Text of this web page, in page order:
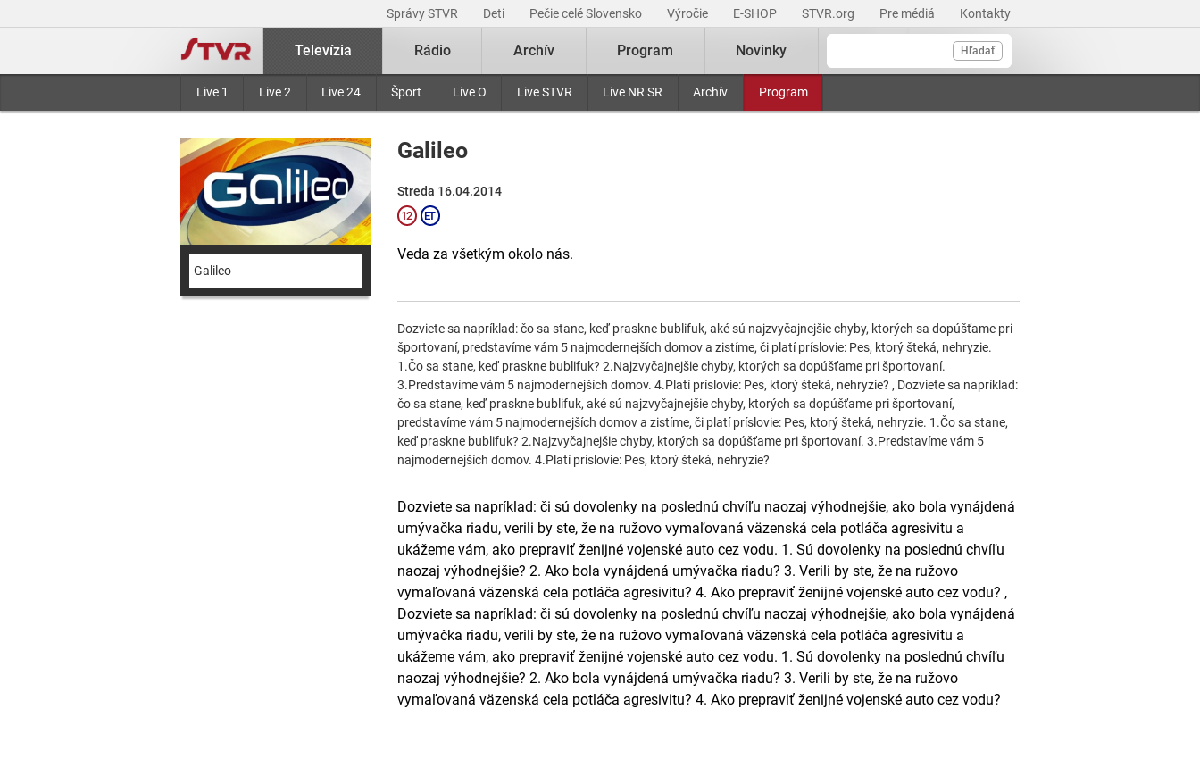
Správy STVR Deti Pečie celé Slovensko Výročie E-SHOP STVR.org Pre médiá Kontakty
Hľadať
Televízia
Live 1 Live 2 Live 24 Šport Live O Live STVR Live NR SR Archív Program
Rádio Archív Program Novinky
Galileo
Galileo
Streda 16.04.2014
Veda za všetkým okolo nás.
Dozviete sa napríklad: čo sa stane, keď praskne bublifuk, aké sú najzvyčajnejšie chyby, ktorých sa dopúšťame pri
športovaní, predstavíme vám 5 najmodernejších domov a zistíme, či platí príslovie: Pes, ktorý šteká, nehryzie.
1.Čo sa stane, keď praskne bublifuk? 2.Najzvyčajnejšie chyby, ktorých sa dopúšťame pri športovaní.
3.Predstavíme vám 5 najmodernejších domov. 4.Platí príslovie: Pes, ktorý šteká, nehryzie? , Dozviete sa napríklad:
čo sa stane, keď praskne bublifuk, aké sú najzvyčajnejšie chyby, ktorých sa dopúšťame pri športovaní,
predstavíme vám 5 najmodernejších domov a zistíme, či platí príslovie: Pes, ktorý šteká, nehryzie. 1.Čo sa stane,
keď praskne bublifuk? 2.Najzvyčajnejšie chyby, ktorých sa dopúšťame pri športovaní. 3.Predstavíme vám 5
najmodernejších domov. 4.Platí príslovie: Pes, ktorý šteká, nehryzie?
Dozviete sa napríklad: či sú dovolenky na poslednú chvíľu naozaj výhodnejšie, ako bola vynájdená
umývačka riadu, verili by ste, že na ružovo vymaľovaná väzenská cela potláča agresivitu a
ukážeme vám, ako prepraviť ženijné vojenské auto cez vodu. 1. Sú dovolenky na poslednú chvíľu
naozaj výhodnejšie? 2. Ako bola vynájdená umývačka riadu? 3. Verili by ste, že na ružovo
vymaľovaná väzenská cela potláča agresivitu? 4. Ako prepraviť ženijné vojenské auto cez vodu? ,
Dozviete sa napríklad: či sú dovolenky na poslednú chvíľu naozaj výhodnejšie, ako bola vynájdená
umývačka riadu, verili by ste, že na ružovo vymaľovaná väzenská cela potláča agresivitu a
ukážeme vám, ako prepraviť ženijné vojenské auto cez vodu. 1. Sú dovolenky na poslednú chvíľu
naozaj výhodnejšie? 2. Ako bola vynájdená umývačka riadu? 3. Verili by ste, že na ružovo
vymaľovaná väzenská cela potláča agresivitu? 4. Ako prepraviť ženijné vojenské auto cez vodu?